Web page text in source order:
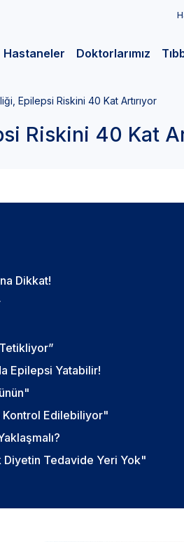
Hastaneler Doktorlarımız
Epilepsi Riskini 40 Kat Artırıyor
Riskini 40 Kat
Dikkat!
Epilepsi Yatabilir!
Kontrol Edilebiliyor"
Diyetin Tedavide Yeri Yok"